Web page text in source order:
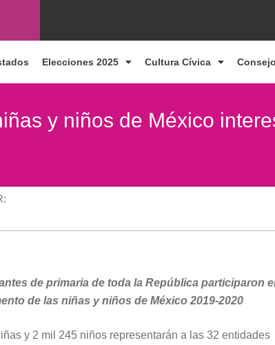
Elecciones 2025 Cultura Cívica
y niños de México
de primaria de toda la República participaron
de las niñas y niños de México 2019-2020
y 2 mil 245 niños representarán a las 32 entidades